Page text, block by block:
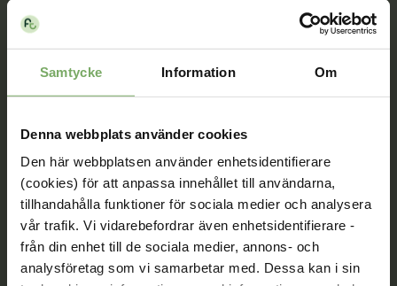
Samtycke Information Om
Denna webbplats använder cookies
Den här webbplatsen använder enhetsidentifierare
(cookies) för att anpassa innehållet till användarna,
tillhandahålla funktioner för sociala medier och analysera
vår trafik. Vi vidarebefordrar även enhetsidentifierare -
från din enhet till de sociala medier, annons- och
analysföretag som vi samarbetar med. Dessa kan i sin
Tillsammans rör vi oss framåt. Du är en viktig del
av vår rörelse.
Kontakt
Välkommen att kontakta oss. Här hittar du kontaktvägar
till oss utifrån din roll och ditt ärende. Du som är
medlem hittar fler kontaktvägar på Min sida.